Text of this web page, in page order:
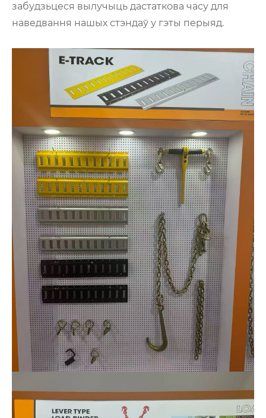
забудзьцеся вылучыць дастаткова часу для
наведвання нашых стэндаў у гэты перыяд.